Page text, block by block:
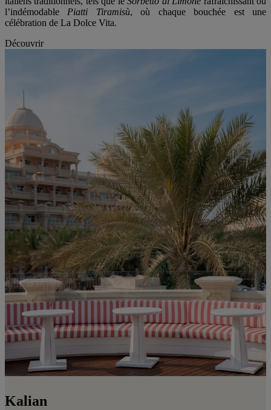
l’indémodable Piatti Tiramisù, où chaque bouchée est une
célébration de La Dolce Vita.
Découvrir
Kalian